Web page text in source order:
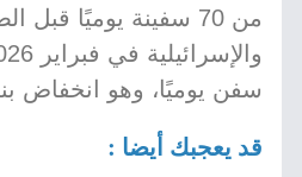
من 70 سفينة يوميًا قبل
سفن يوميًا، وهو انخفاض بنسبة
قد يعجبك أيضا :